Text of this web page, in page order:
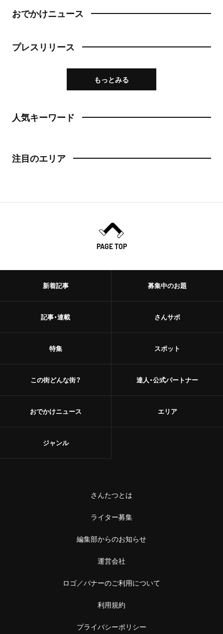
おでかけニュース
プレスリリース
もっとみる
人気キーワード
注目のエリア
PAGE TOP
新着記事
記事・連載
特集
この街どんな街？
おでかけニュース
募集中のお題
さんサポ
スポット
達人・公式パートナー
エリア
ジャンル
さんたつとは
ライター募集
編集部からのお知らせ
運営会社
ロゴ／バナーのご利用について
利用規約
プライバシーポリシー